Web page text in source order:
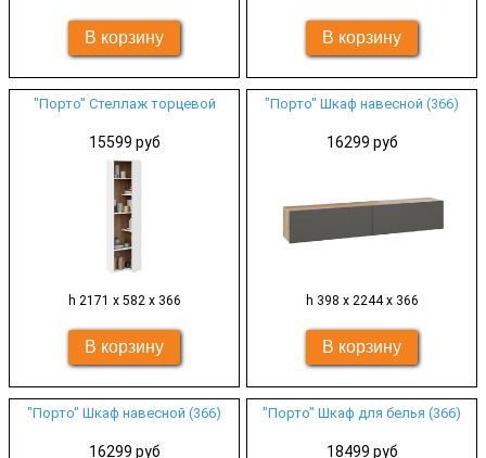
"Порто" Стеллаж торцевой
15599 руб
h 2171 х 582 х 366
"Порто" Шкаф навесной (366)
16299 руб
h 398 х 2244 х 366
"Порто" Шкаф навесной (366)
16299 руб
"Порто" Шкаф для белья (366)
18499 руб